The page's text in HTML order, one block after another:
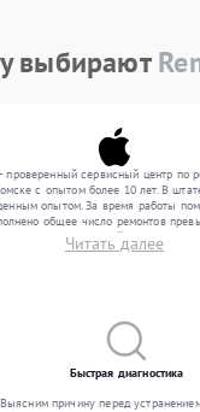
выбирают
проверенный сервисный центр по
с опытом более 10 лет. В
опытом. За время работы
общее число ремонтов
от 300 устройств, включая
обеспечиваем надежный
Читать далее
Быстрая диагностика
Выясним причину перед